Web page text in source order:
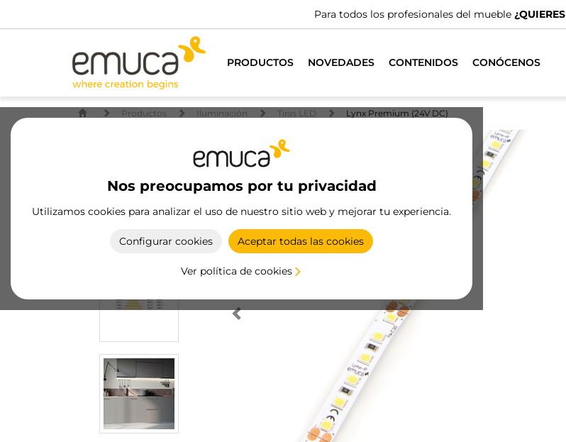
Para todos los profesionales del mueble¿QUIERES SER CLIENTE?
PRODUCTOS NOVEDADES CONTENIDOS CONÓCENOS
Nos preocupamos por tu privacidad
Utilizamos cookies para analizar el uso de nuestro sitio web y mejorar tu experiencia.
Configurar cookies Aceptar todas las cookies
Ver política de cookies
Productos Iluminación Tiras LED Lynx Premium (24V DC)